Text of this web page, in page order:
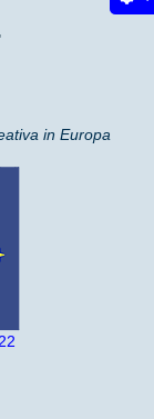
in Europa